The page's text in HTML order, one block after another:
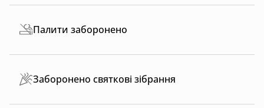
Палити заборонено
Заборонено святкові зібрання